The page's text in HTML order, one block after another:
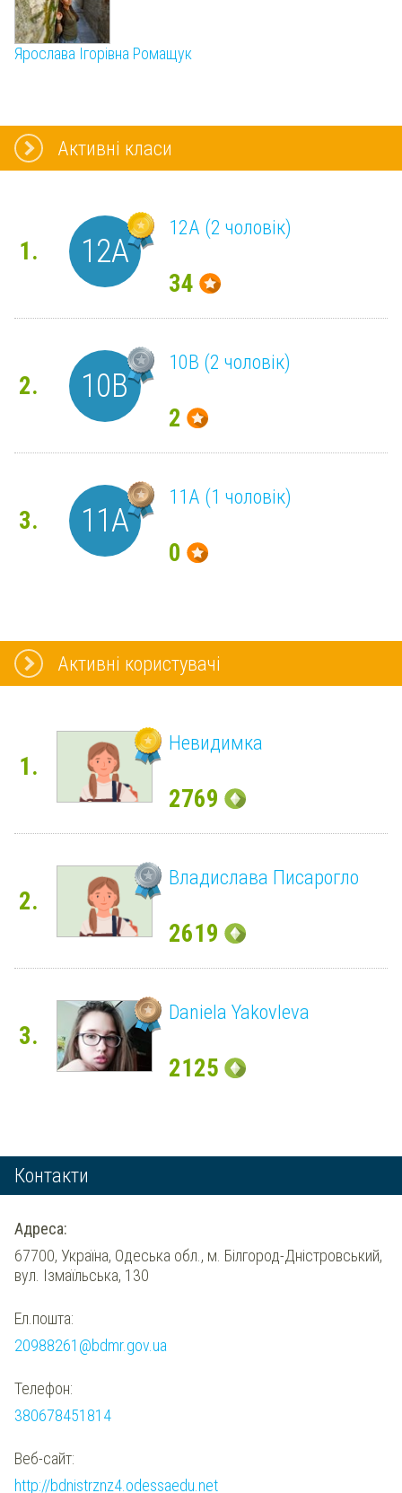
Ярослава Ігорівна Ромащук
Активні класи
1. 12А
12А (2 чоловік)
34
2. 10В
10В (2 чоловік)
2
3. 11А
11А (1 чоловік)
0
Активні користувачі
1.
Невидимка
2769
2.
Владислава Писарогло
2619
3.
Daniela Yakovleva
2125
Контакти
Адреса:
67700, Україна, Одеська обл., м. Білгород-Дністровський,
вул. Ізмаїльська, 130
Ел.пошта:
20988261@bdmr.gov.ua
Телефон:
380678451814
Веб-сайт:
http://bdnistrznz4.odessaedu.net